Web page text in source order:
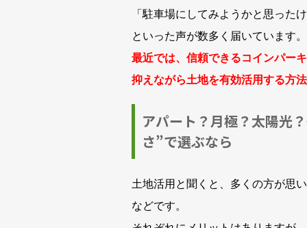
「駐車場にしてみようかと思った
といった声が数多く届いています
最近では、信頼できるコインパー
抑えながら土地を有効活用する方法
アパート？月極？太陽光
さ”で選ぶなら
土地活用と聞くと、多くの方が思
などです。